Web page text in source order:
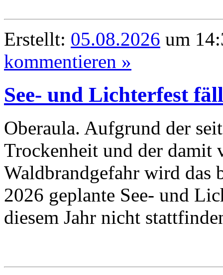
Erstellt: 05.08.2026 um
kommentieren »
See- und Lichterfest
Oberaula. Aufgrund der
Trockenheit und der damit
Waldbrandgefahr wird das
2026 geplante See- und
diesem Jahr nicht